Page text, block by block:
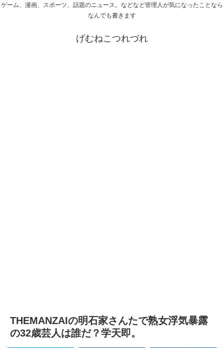
ゲーム、漫画、スポーツ、話題のニュース。などなど管理人が気になったことなら
なんでも書きます
げむねこつれづれ
THEMANZAIの明石家さんたで熟女浮気暴露
の32歳芸人は誰だ？学天即。